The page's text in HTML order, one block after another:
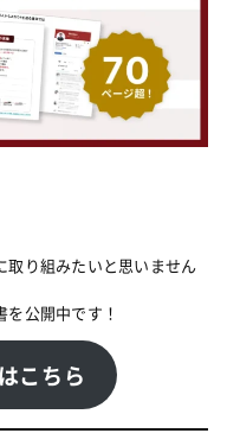
取り組みたいと思いません
公開中です！
こちら